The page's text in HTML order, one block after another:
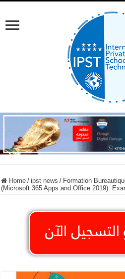
Home / ipst news / Formation
(Microsoft 365 Apps and Office 2019):